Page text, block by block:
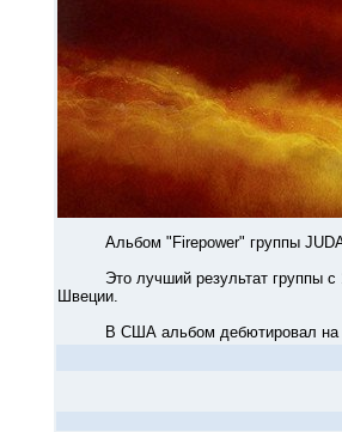
Альбом "Firepower" группы JUDAS
Это лучший результат группы с
Швеции.
В США альбом дебютировал на 5-й